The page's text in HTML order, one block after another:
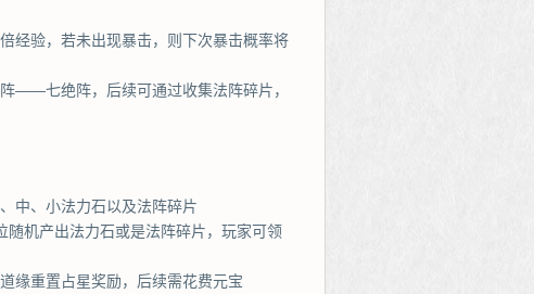
经验，若未出现暴击，则下次暴击概率将
——七绝阵，后续可通过收集法阵碎片，
中、小法力石以及法阵碎片
机产出法力石或是法阵碎片，玩家可领
缘重置占星奖励，后续需花费元宝